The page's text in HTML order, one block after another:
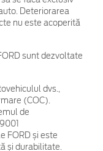
Deteriorarea
nu este acoperită
sunt dezvoltate
dvs.,
(COC).
de
FORD și este
și durabilitate.